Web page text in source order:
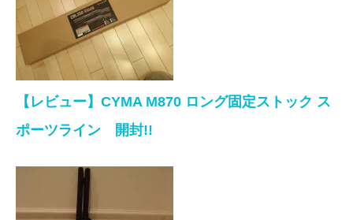
【レビュー】CYMA M870 ロング固定ストック ス
ポーツライン 開封!!